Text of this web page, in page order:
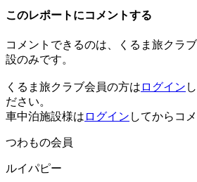
このレポートにコメントする
コメントできるのは、くるま旅クラ
設のみです。
くるま旅クラブ会員の方は ログイン
ださい。
車中泊施設様は ログイン してからコ
つわもの会員
ルイパピー